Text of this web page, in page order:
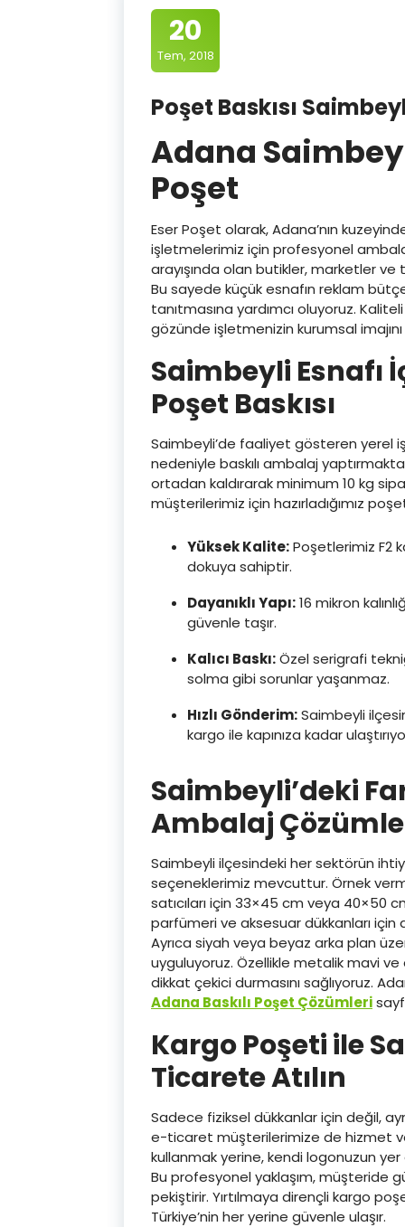
20
Tem, 2018
Poşet Baskısı
Adana
Poşet
Eser Poşet olarak, Adana’nın
işletmelerimiz için profesyonel
arayışında olan butikler, marketler
Bu sayede küçük esnafın reklam
tanıtmasına yardımcı oluyoruz.
gözünde işletmenizin kurumsal
Saimbeyli Esnafı
Poşet Baskısı
Saimbeyli’de faaliyet gösteren yerel
nedeniyle baskılı ambalaj
ortadan kaldırarak minimum 10 kg
müşterilerimiz için hazırladığımız
Yüksek Kalite:Poşetlerimiz F2
dokuya sahiptir.
Dayanıklı Yapı:16 mikron
güvenle taşır.
Kalıcı Baskı:Özel serigrafi
solma gibi sorunlar yaşanmaz.
Hızlı Gönderim:Saimbeyli
kargo ile kapınıza kadar
Saimbeyli’deki
Ambalaj
Saimbeyli ilçesindeki her sektörün
seçeneklerimiz mevcuttur. Örnek
satıcıları için 33×45 cm veya 40×50
parfümeri ve aksesuar dükkanları
Ayrıca siyah veya beyaz arka plan
uyguluyoruz. Özellikle metalik mavi
dikkat çekici durmasını sağlıyoruz.
Adana Baskılı Poşet Çözümleri
Kargo Poşeti ile
Ticarete Atılın
Sadece fiziksel dükkanlar için değil,
e-ticaret müşterilerimize de hizmet
kullanmak yerine, kendi logonuzun
Bu profesyonel yaklaşım, müşteride
pekiştirir. Yırtılmaya dirençli kargo
Türkiye’nin her yerine güvenle ulaşır.